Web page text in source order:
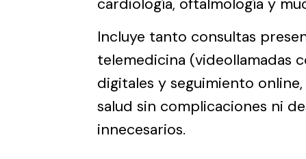
Incluye tanto consultas
telemedicina (videollamadas
digitales y seguimiento
salud sin complicaciones ni
innecesarios.